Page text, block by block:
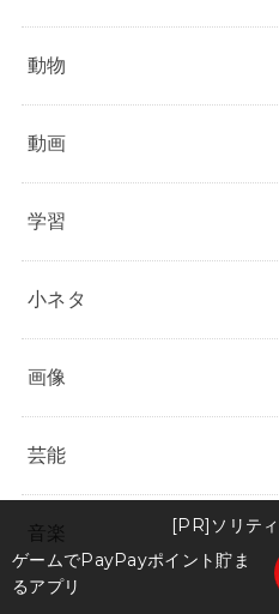
動物
動画
学習
小ネタ
画像
芸能
音楽
[PR]ソリテ
ゲームでPayPayポイント貯ま
るアプリ